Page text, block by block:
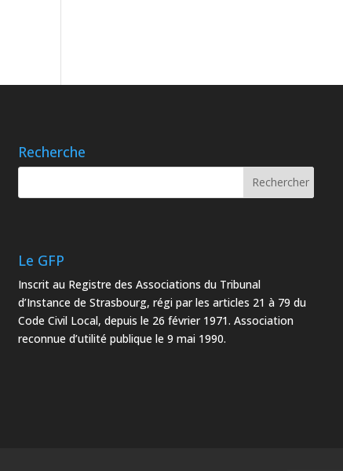
Recherche
Le GFP
Inscrit au Registre des Associations du Tribunal
d’Instance de Strasbourg, régi par les articles 21 à 79 du
Code Civil Local, depuis le 26 février 1971. Association
reconnue d’utilité publique le 9 mai 1990.